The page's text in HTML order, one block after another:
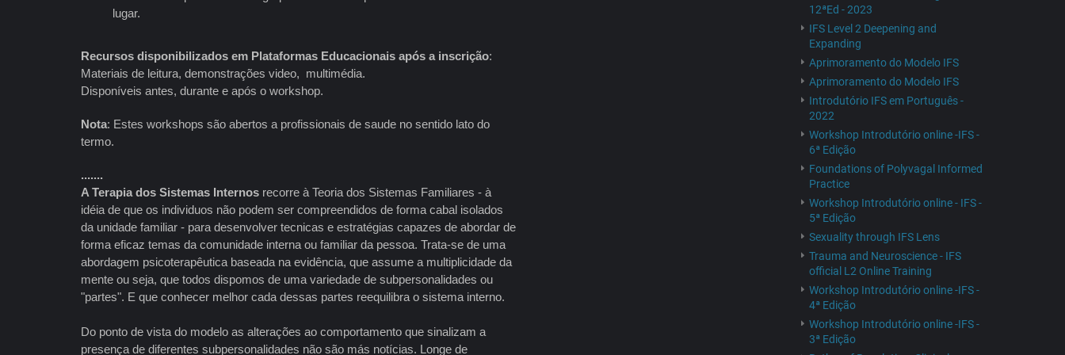
lugar.
Recursos disponibilizados em Plataformas Educacionais após a inscrição:
Materiais de leitura, demonstrações video, multimédia.
Disponíveis antes, durante e após o workshop.
Nota: Estes workshops são abertos a profissionais de saude no sentido lato do
termo.
.......
A Terapia dos Sistemas Internos recorre à Teoria dos Sistemas Familiares - à
idéia de que os individuos não podem ser compreendidos de forma cabal isolados
da unidade familiar - para desenvolver tecnicas e estratégias capazes de abordar de
forma eficaz temas da comunidade interna ou familiar da pessoa. Trata-se de uma
abordagem psicoterapêutica baseada na evidência, que assume a multiplicidade da
mente ou seja, que todos dispomos de uma variedade de subpersonalidades ou
"partes". E que conhecer melhor cada dessas partes reequilibra o sistema interno.
Do ponto de vista do modelo as alterações ao comportamento que sinalizam a
presença de diferentes subpersonalidades não são más notícias. Longe de
12ªEd - 2023
IFS Level 2 Deepening and
Expanding
Aprimoramento do Modelo IFS
Aprimoramento do Modelo IFS
Introdutório IFS em Português -
2022
Workshop Introdutório online -IFS -
6ª Edição
Foundations of Polyvagal Informed
Practice
Workshop Introdutório online - IFS -
5ª Edição
Sexuality through IFS Lens
Trauma and Neuroscience - IFS
official L2 Online Training
Workshop Introdutório online -IFS -
4ª Edição
Workshop Introdutório online -IFS -
3ª Edição